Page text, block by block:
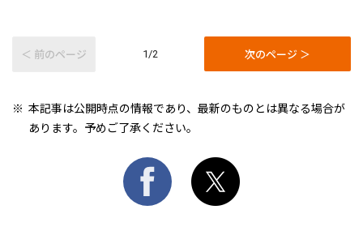
＜ 前のページ 1/2 次のページ ＞
本記事は公開時点の情報であり、最新のものとは異なる場合が
あります。予めご了承ください。